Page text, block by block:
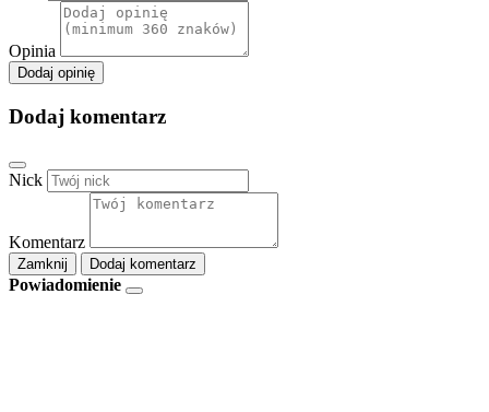
Opinia
Dodaj opinię
Dodaj komentarz
Nick
Komentarz
Zamknij Dodaj komentarz
Powiadomienie